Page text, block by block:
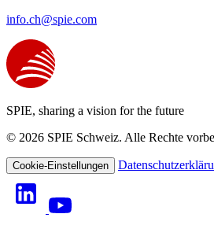
info.ch@spie.com
SPIE, sharing a vision for the future
© 2026 SPIE Schweiz. Alle Rechte
Cookie-Einstellungen